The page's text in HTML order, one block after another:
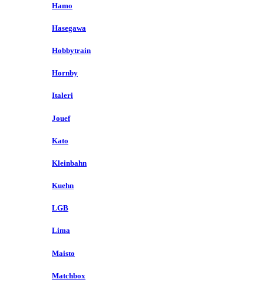
Hamo
Hasegawa
Hobbytrain
Hornby
Italeri
Jouef
Kato
Kleinbahn
Kuehn
LGB
Lima
Maisto
Matchbox